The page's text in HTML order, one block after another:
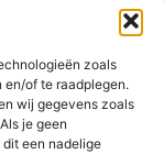
zoals
en/of te raadplegen.
wij gegevens zoals
je geen
een nadelige